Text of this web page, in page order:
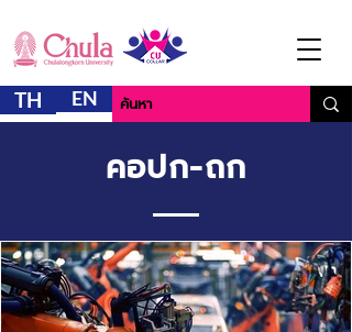
TH EN
คอปก-ถก